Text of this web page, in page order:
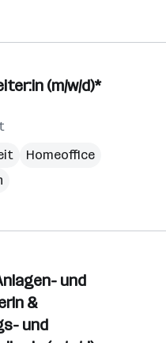
(m/w/d)*
Homeoffice
und
&
und